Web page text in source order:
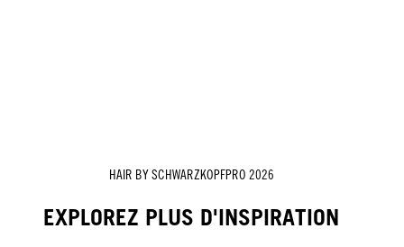
HAIR BY SCHWARZKOPFPRO 2026
EXPLOREZ PLUS D'INSPIRATION